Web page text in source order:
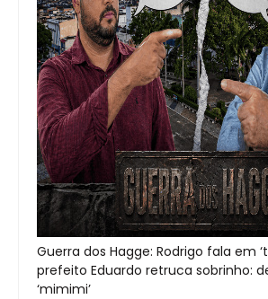
Guerra dos Hagge: Rodrigo fala em
prefeito Eduardo retruca sobrinho:
‘mimimi’